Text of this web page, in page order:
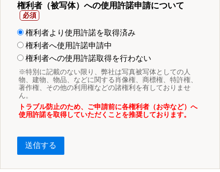
権利者（被写体）への使用許諾申請について
権利者より使用許諾を取得済み
権利者へ使用許諾申請中
権利者への使用許諾取得を行わない
※特別に記載のない限り、弊社は写真被写体としての人
物、建物、物品、などに関する肖像権、商標権、特許権、
著作権、その他の利用権などの諸権利を有しておりませ
ん。
トラブル防止のため、ご申請前に各権利者（お寺など）へ
使用許諾を取得していただくことを推奨しております。
送信する